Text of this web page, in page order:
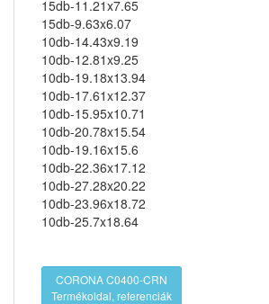
15db-11.21x7.65
15db-9.63x6.07
10db-14.43x9.19
10db-12.81x9.25
10db-19.18x13.94
10db-17.61x12.37
10db-15.95x10.71
10db-20.78x15.54
10db-19.16x15.6
10db-22.36x17.12
10db-27.28x20.22
10db-23.96x18.72
10db-25.7x18.64
CORONA C0400-CRN
Termékoldal, referenciák